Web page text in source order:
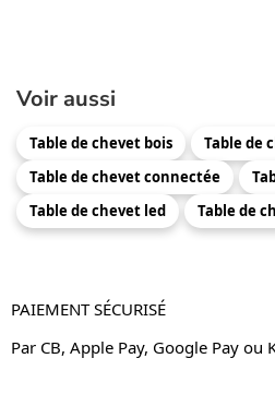
Voir aussi
Table de chevet bois
Table de
Table de chevet connectée
Table de chevet led
Table de
PAIEMENT SÉCURISÉ
Par CB, Apple Pay, Google Pay ou